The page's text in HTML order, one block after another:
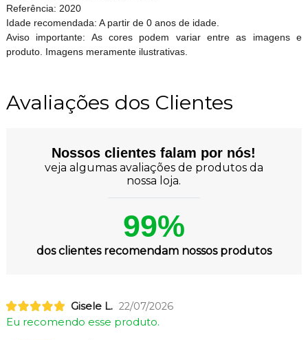
Referência: 2020
Idade recomendada: A partir de 0 anos de idade.
Aviso importante: As cores podem variar entre as imagens e
produto. Imagens meramente ilustrativas.
Avaliações dos Clientes
Nossos clientes falam por nós!
veja algumas avaliações de produtos da
nossa loja.
99%
dos clientes recomendam nossos produtos
Gisele L. 22/07/2026
Eu recomendo esse produto.